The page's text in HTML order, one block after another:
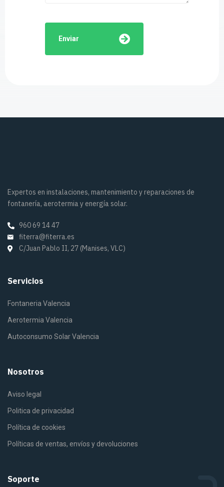
Enviar
Expertos en instalaciones, mantenimiento y reparaciones de
fontanería, aerotermia y energía solar.
960 69 14 47
fiterra@fiterra.es
C/Juan Pablo II, 27 (Manises, VLC)
Servicios
Fontaneria Valencia
Aerotermia Valencia
Autoconsumo Solar Valencia
Nosotros
Aviso legal
Politica de privacidad
Política de cookies
Políticas de ventas, envíos y devoluciones
Soporte